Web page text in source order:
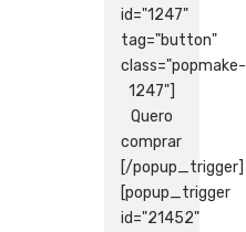
id="1247"
tag="button"
class="popmake-
1247"]
Quero
comprar
[/popup_trigger]
[popup_trigger
id="21452"